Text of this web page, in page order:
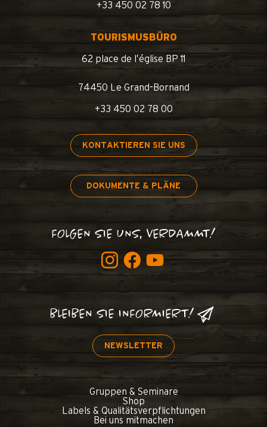
+33 450 02 78 10
TOURISMUSBÜRO
62 place de l’église BP 11
74450 Le Grand-Bornand
+33 450 02 78 00
KONTAKTIEREN SIE UNS
DOKUMENTE & PLÄNE
FOLGEN SIE UNS, VERDAMMT!
BLEIBEN SIE INFORMIERT!
NEWSLETTER
Gruppen & Seminare
Shop
Labels & Qualitätsverpflichtungen
Bei uns mitmachen